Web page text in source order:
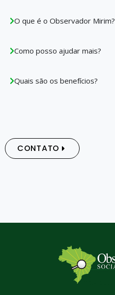
O que é o Observador Mirim?
Como posso ajudar mais?
Quais são os benefícios?
CONTATO